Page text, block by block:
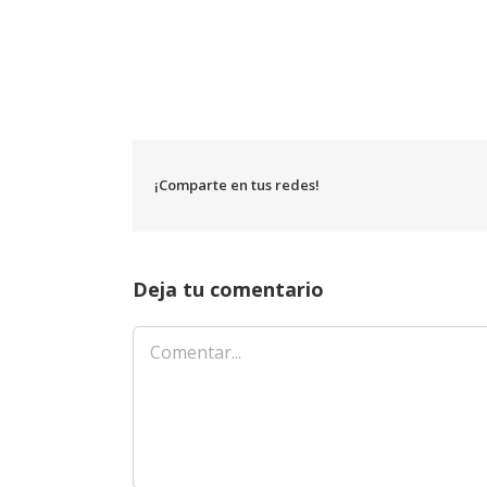
¡Comparte en tus redes!
Deja tu comentario
Comentar